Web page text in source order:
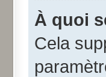
À quoi
Cela